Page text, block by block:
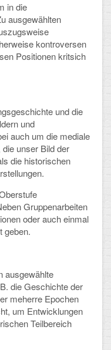
in die
ausgewählten
kontroversen
Positionen kritsich
und die
und
auch um die mediale
unser Bild der
die historischen
Gruppenarbeiten
oder auch einmal
geben.
ausgewählte
die Geschichte der
meherre Epochen
um Entwicklungen
Teilbereich